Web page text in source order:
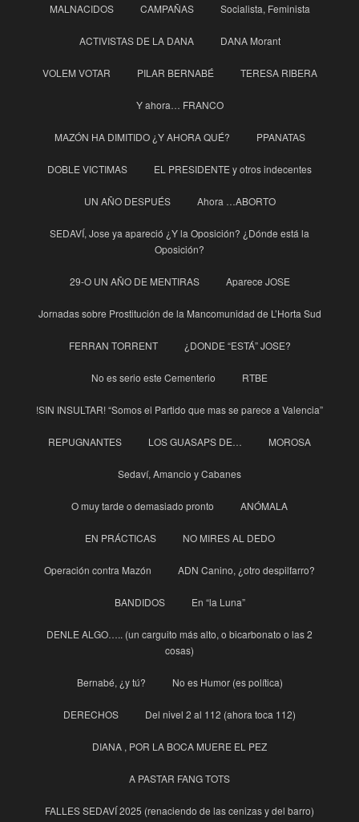
MALNACIDOS CAMPAÑAS Socialista, Feminista
ACTIVISTAS DE LA DANA DANA Morant
VOLEM VOTAR PILAR BERNABÉ TERESA RIBERA
Y ahora… FRANCO
MAZÓN HA DIMITIDO ¿Y AHORA QUÉ? PPANATAS
DOBLE VICTIMAS EL PRESIDENTE y otros indecentes
UN AÑO DESPUÉS Ahora …ABORTO
SEDAVÍ, Jose ya apareció ¿Y la Oposición? ¿Dónde está la
Oposición?
29-O UN AÑO DE MENTIRAS Aparece JOSE
Jornadas sobre Prostitución de la Mancomunidad de L’Horta Sud
FERRAN TORRENT ¿DONDE “ESTÁ” JOSE?
No es serio este Cementerio RTBE
!SIN INSULTAR! “Somos el Partido que mas se parece a Valencia”
REPUGNANTES LOS GUASAPS DE… MOROSA
Sedaví, Amancio y Cabanes
O muy tarde o demasiado pronto ANÓMALA
EN PRÁCTICAS NO MIRES AL DEDO
Operación contra Mazón ADN Canino, ¿otro despilfarro?
BANDIDOS En “la Luna”
DENLE ALGO….. (un carguito más alto, o bicarbonato o las 2
cosas)
Bernabé, ¿y tú? No es Humor (es política)
DERECHOS Del nivel 2 al 112 (ahora toca 112)
DIANA , POR LA BOCA MUERE EL PEZ
A PASTAR FANG TOTS
FALLES SEDAVÍ 2025 (renaciendo de las cenizas y del barro)